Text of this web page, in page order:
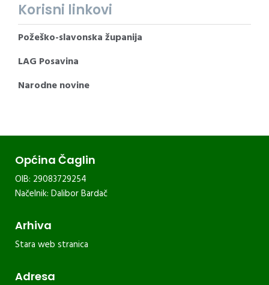
Korisni linkovi
Požeško-slavonska županija
LAG Posavina
Narodne novine
Općina Čaglin
OIB: 29083729254
Načelnik: Dalibor Bardač
Arhiva
Stara web stranica
Adresa